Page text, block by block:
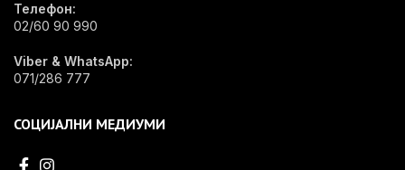
Телефон:
02/60 90 990
Viber & WhatsApp:
071/286 777
СОЦИЈАЛНИ МЕДИУМИ